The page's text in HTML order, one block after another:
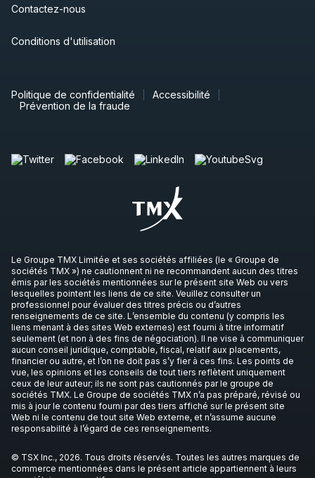
Contactez-nous
Conditions d'utilisation
Politique de confidentialité
Accessibilité
Prévention de la fraude
Le Groupe TMX Limitée et ses sociétés affiliées (le « Groupe de
sociétés TMX ») ne cautionnent ni ne recommandent aucun des titres
émis par les sociétés mentionnées sur le présent site Web ou vers
lesquelles pointent les liens de ce site. Veuillez consulter un
professionnel pour évaluer des titres précis ou d’autres
renseignements de ce site. L’ensemble du contenu (y compris les
liens menant à des sites Web externes) est fourni à titre informatif
seulement (et non à des fins de négociation). Il ne vise à communiquer
aucun conseil juridique, comptable, fiscal, relatif aux placements,
financier ou autre, et l’on ne doit pas s’y fier à ces fins. Les points de
vue, les opinions et les conseils de tout tiers reflètent uniquement
ceux de leur auteur; ils ne sont pas cautionnés par le groupe de
sociétés TMX. Le Groupe de sociétés TMX n’a pas préparé, révisé ou
mis à jour le contenu fourni par des tiers affiché sur le présent site
Web ni le contenu de tout site Web externe, et n’assume aucune
responsabilité à l’égard de ces renseignements.
© TSX Inc., 2026. Tous droits réservés. Toutes les autres marques de
commerce mentionnées dans le présent article appartiennent à leurs